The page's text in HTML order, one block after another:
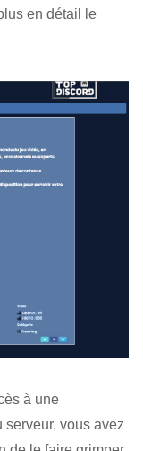
en détail le
à une
vous avez